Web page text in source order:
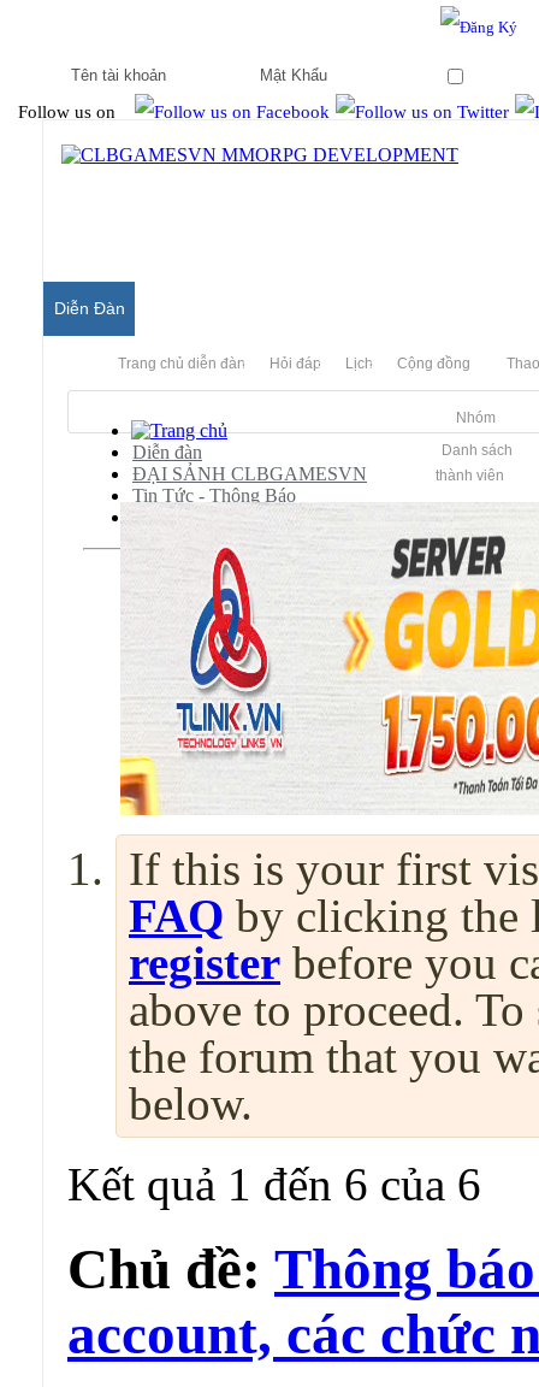
Follow us on
Diễn Đàn
Trang chủ diễn đàn Hỏi đáp Lịch Cộng đồng
Nhóm
Danh sách
thành viên
Diễn đàn
ĐẠI SẢNH CLBGAMESVN
Tin Tức - Thông Báo
[THÔNG BÁO]
Thông báo về việc kích hoạt
If this is your first
FAQ by clicking the
register before you
above to proceed.
the forum that you
below.
Kết quả 1 đến 6 của 6
Chủ đề: Thông
account, các chức